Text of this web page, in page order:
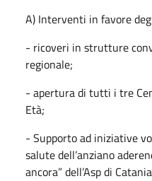
A) Interventi in favore
- ricoveri in strutture
regionale;
- apertura di tutti i tre
Età;
- Supporto ad iniziative
salute dell’anziano
ancora” dell’Asp di